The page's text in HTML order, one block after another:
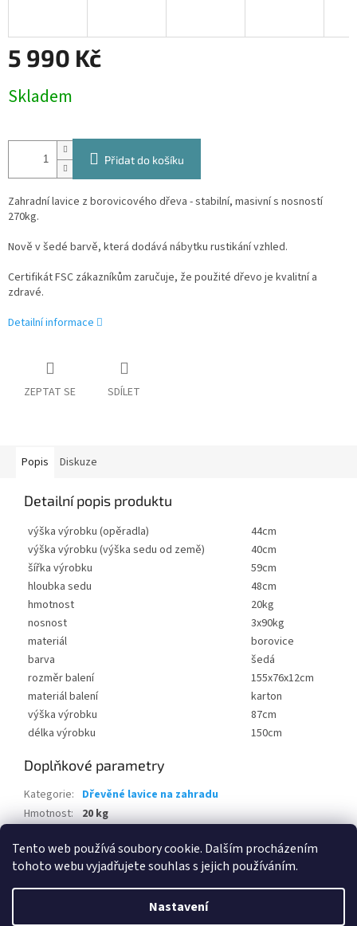
Tento web používá soubory cookie. Dalším procházením
tohoto webu vyjadřujete souhlas s jejich používáním.
Nastavení
5 990 Kč
cena:
Skladem
Přidat do košíku
Zahradní lavice z borovicového dřeva - stabilní, masivní s nosností
270kg.
Nově v šedé barvě, která dodává nábytku rustikání vzhled.
Certifikát FSC zákazníkům zaručuje, že použité dřevo je kvalitní a
zdravé.
Detailní informace
ZEPTAT SE SDÍLET
Popis Diskuze
Detailní popis produktu
výška výrobku (opěradla)
44cm
výška výrobku (výška sedu od země)
40cm
šířka výrobku
59cm
hloubka sedu
48cm
hmotnost
20kg
nosnost
3x90kg
materiál
borovice
barva
šedá
rozměr balení
155x76x12cm
materiál balení
karton
výška výrobku
87cm
délka výrobku
150cm
Doplňkové parametry
Kategorie: Dřevěné lavice na zahradu
Hmotnost: 20 kg
Vytvořil Shoptet